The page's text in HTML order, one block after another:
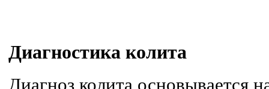
Диагностика колита
Диагноз колита основывается